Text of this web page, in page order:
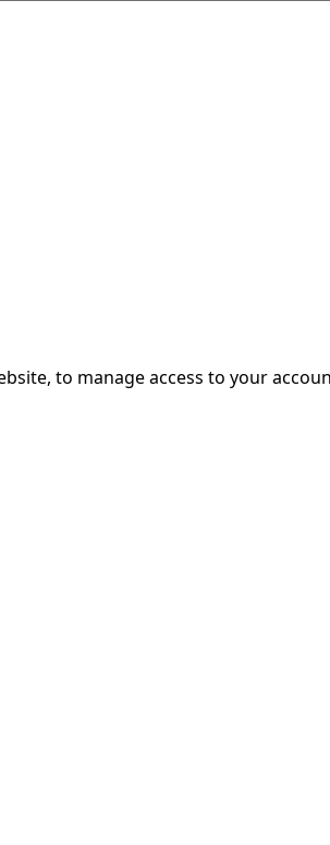
to manage access to your